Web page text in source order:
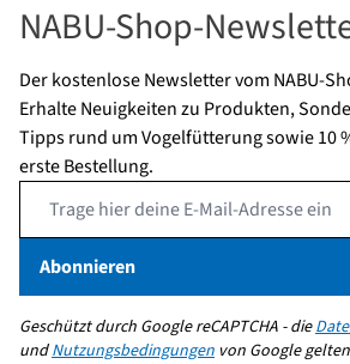
NABU-Shop-
Der kostenlose Newsletter vom NABU-
Erhalte Neuigkeiten zu Produkten,
Tipps rund um Vogelfütterung sowie 10
erste Bestellung.
Abonnieren
Geschützt durch Google reCAPTCHA - die
undNutzungsbedingungen von Google